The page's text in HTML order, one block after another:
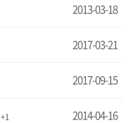
2013-03-18
2017-03-21
2017-09-15
+ 1 2014-04-16